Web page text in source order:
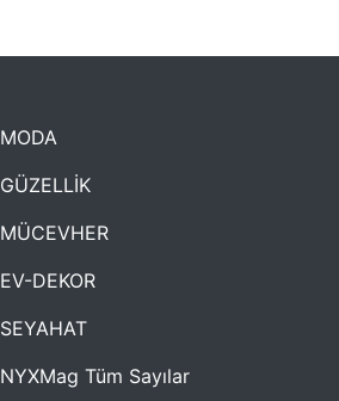
MODA
GÜZELLİK
MÜCEVHER
EV-DEKOR
SEYAHAT
NYXMag Tüm Sayılar